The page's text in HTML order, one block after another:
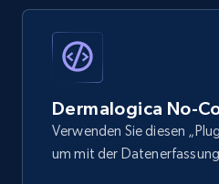
Dermalogica No-
Verwenden Sie diesen
um mit der